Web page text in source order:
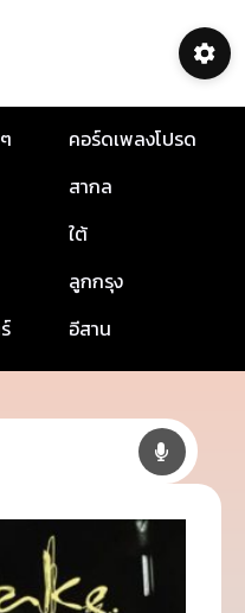
คอร์ดเพลงโปรด
สากล
ใต้
ลูกกรุง
อีสาน